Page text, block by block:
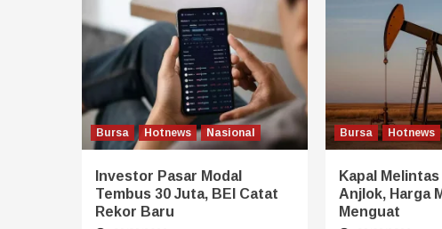
Bursa Hotnews Nasional
Investor Pasar Modal
Tembus 30 Juta, BEI Catat
Rekor Baru
Bursa Hotnews
Kapal
Anjlok, Harga
Menguat